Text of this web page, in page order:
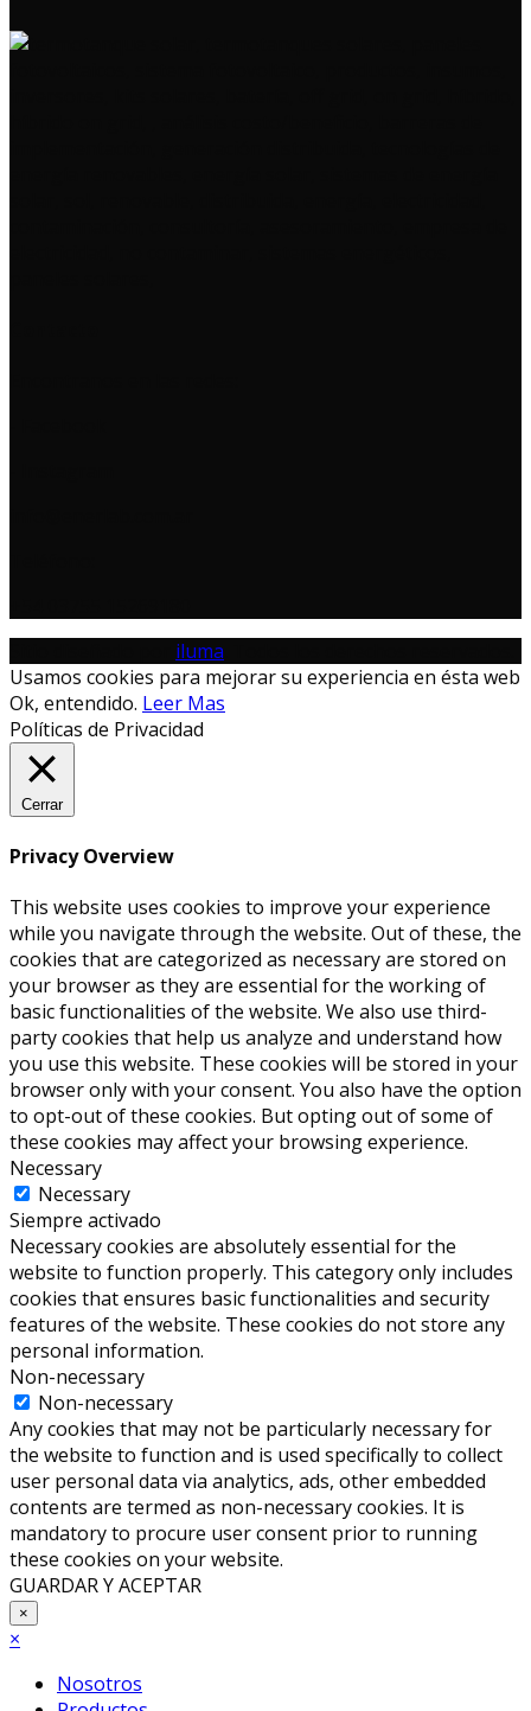
iluma
Usamos cookies para mejorar su experiencia en ésta web
Ok, entendido. Leer Mas
Políticas de Privacidad
Cerrar
Privacy Overview
This website uses cookies to improve your experience
while you navigate through the website. Out of these, the
cookies that are categorized as necessary are stored on
your browser as they are essential for the working of
basic functionalities of the website. We also use third-
party cookies that help us analyze and understand how
you use this website. These cookies will be stored in your
browser only with your consent. You also have the option
to opt-out of these cookies. But opting out of some of
these cookies may affect your browsing experience.
Necessary
Necessary
Siempre activado
Necessary cookies are absolutely essential for the
website to function properly. This category only includes
cookies that ensures basic functionalities and security
features of the website. These cookies do not store any
personal information.
Non-necessary
Non-necessary
Any cookies that may not be particularly necessary for
the website to function and is used specifically to collect
user personal data via analytics, ads, other embedded
contents are termed as non-necessary cookies. It is
mandatory to procure user consent prior to running
these cookies on your website.
GUARDAR Y ACEPTAR
×
×
Nosotros